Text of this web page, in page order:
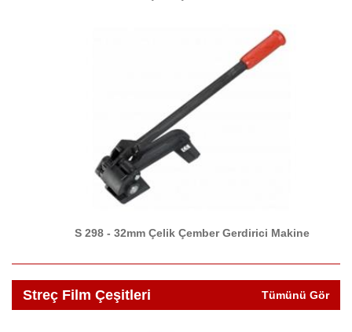
S 298 - 32mm Çelik Çember Gerdirici Makine
Streç Film Çeşitleri Tümünü Gör